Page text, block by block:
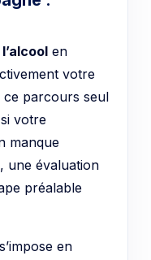
en
votre
ce parcours seul
votre
manque
une évaluation
préalable
en